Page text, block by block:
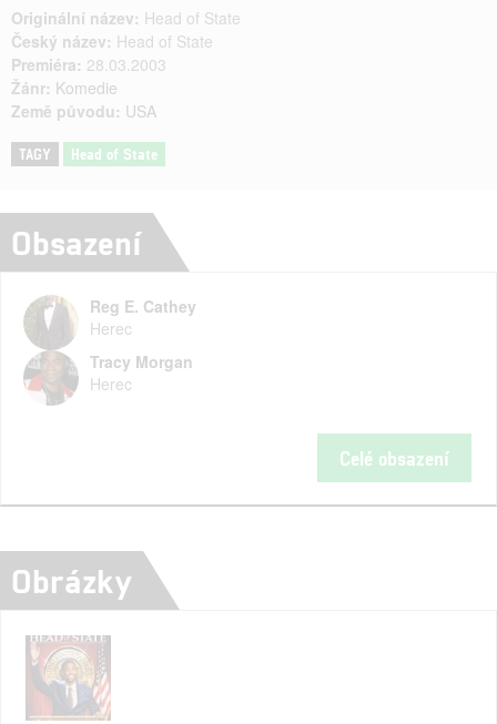
Originální název: Head of State
Český název: Head of State
Premiéra: 28.03.2003
Žánr: Komedie
Země původu: USA
TAGY Head of State
Obsazení
Reg E. Cathey
Herec
Tracy Morgan
Herec
Celé obsazení
Obrázky